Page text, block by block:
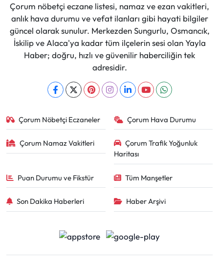
Çorum nöbetçi eczane listesi, namaz ve ezan vakitleri,
anlık hava durumu ve vefat ilanları gibi hayati bilgiler
güncel olarak sunulur. Merkezden Sungurlu, Osmancık,
İskilip ve Alaca'ya kadar tüm ilçelerin sesi olan Yayla
Haber; doğru, hızlı ve güvenilir haberciliğin tek
adresidir.
Çorum Nöbetçi Eczaneler Çorum Hava Durumu
Çorum Namaz Vakitleri
Çorum Trafik Yoğunluk
Haritası
Puan Durumu ve Fikstür Tüm Manşetler
Son Dakika Haberleri Haber Arşivi